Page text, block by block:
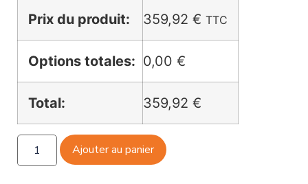
Prix du produit: 359,92 € TTC
Options totales: 0,00 €
Total: 359,92 €
Ajouter au panier